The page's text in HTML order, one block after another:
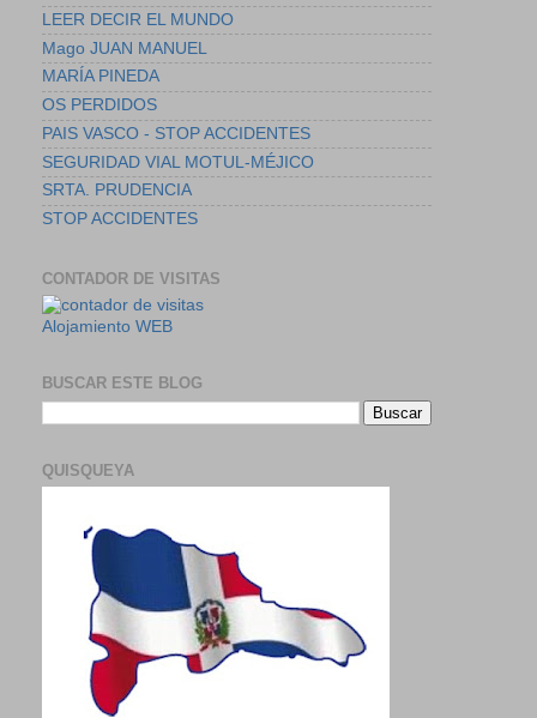
LEER DECIR EL MUNDO
Mago JUAN MANUEL
MARÍA PINEDA
OS PERDIDOS
PAIS VASCO - STOP ACCIDENTES
SEGURIDAD VIAL MOTUL-MÉJICO
SRTA. PRUDENCIA
STOP ACCIDENTES
CONTADOR DE VISITAS
Alojamiento WEB
BUSCAR ESTE BLOG
QUISQUEYA